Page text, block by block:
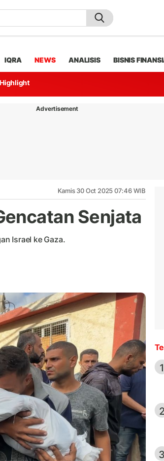
IQRA NEWS ANALISIS BISNIS
Advertisement
Kamis 30 Oct 2025 07:46 WIB
Senjata
Israel ke Gaza.
1
2
3